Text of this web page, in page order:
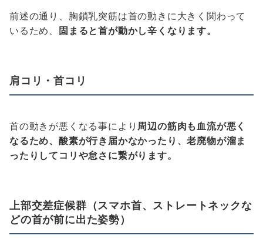
前述の通り、胸鎖乳突筋は首の動きに大きく関わって
いるため、 固まると首が動かし辛くなります。
肩コリ・首コリ
首の動きが悪くなる事により 周辺の筋肉も血流が悪く
なるため、酸素が行き届かなかったり、老廃物が溜ま
ったりしてコリや怠さに繋がります。
上部交差症候群（スマホ首、ストレートネックな
どの首が前に出た姿勢）